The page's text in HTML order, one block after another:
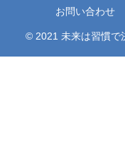
お問い合わせ
© 2021 未来は習慣で